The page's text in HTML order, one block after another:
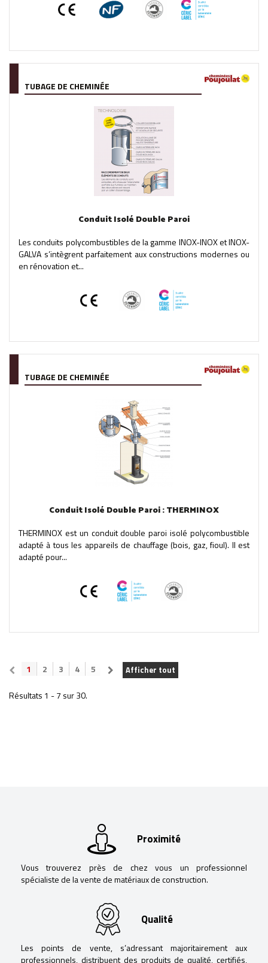
TUBAGE DE CHEMINÉE
Conduit Isolé Double Paroi
Les conduits polycombustibles de la gamme INOX-INOX et INOX-
GALVA s’intègrent parfaitement aux constructions modernes ou
en rénovation et...
TUBAGE DE CHEMINÉE
Conduit Isolé Double Paroi : THERMINOX
THERMINOX est un conduit double paroi isolé polycombustible
adapté à tous les appareils de chauffage (bois, gaz, fioul). Il est
adapté pour...
Afficher tout
1 2 3 4 5
Résultats 1 - 7 sur 30.
Proximité
Vous trouverez près de chez vous un professionnel
spécialiste de la vente de matériaux de construction.
Qualité
Les points de vente, s’adressant majoritairement aux
professionnels, distribuent des produits de qualité, certifiés,